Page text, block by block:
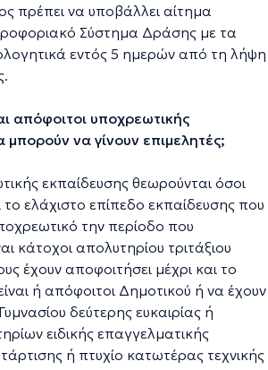
πρέπει να υποβάλλει αίτημα
Σύστημα Δράσης με τα
εντός 5 ημερών από τη λήψη
απόφοιτοι υποχρεωτικής
μπορούν να γίνουν επιμελητές;
εκπαίδευσης θεωρούνται όσοι
ελάχιστο επίπεδο εκπαίδευσης που
την περίοδο που
κάτοχοι απολυτηρίου τριτάξιου
έχουν αποφοιτήσει μέχρι και το
ή απόφοιτοι Δημοτικού ή να έχουν
δεύτερης ευκαιρίας ή
ειδικής επαγγελματικής
ή πτυχίο κατωτέρας τεχνικής